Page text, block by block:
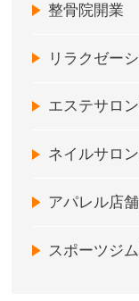
整骨院開業
リラクゼー
エステサロ
ネイルサロ
アパレル店
スポーツジ